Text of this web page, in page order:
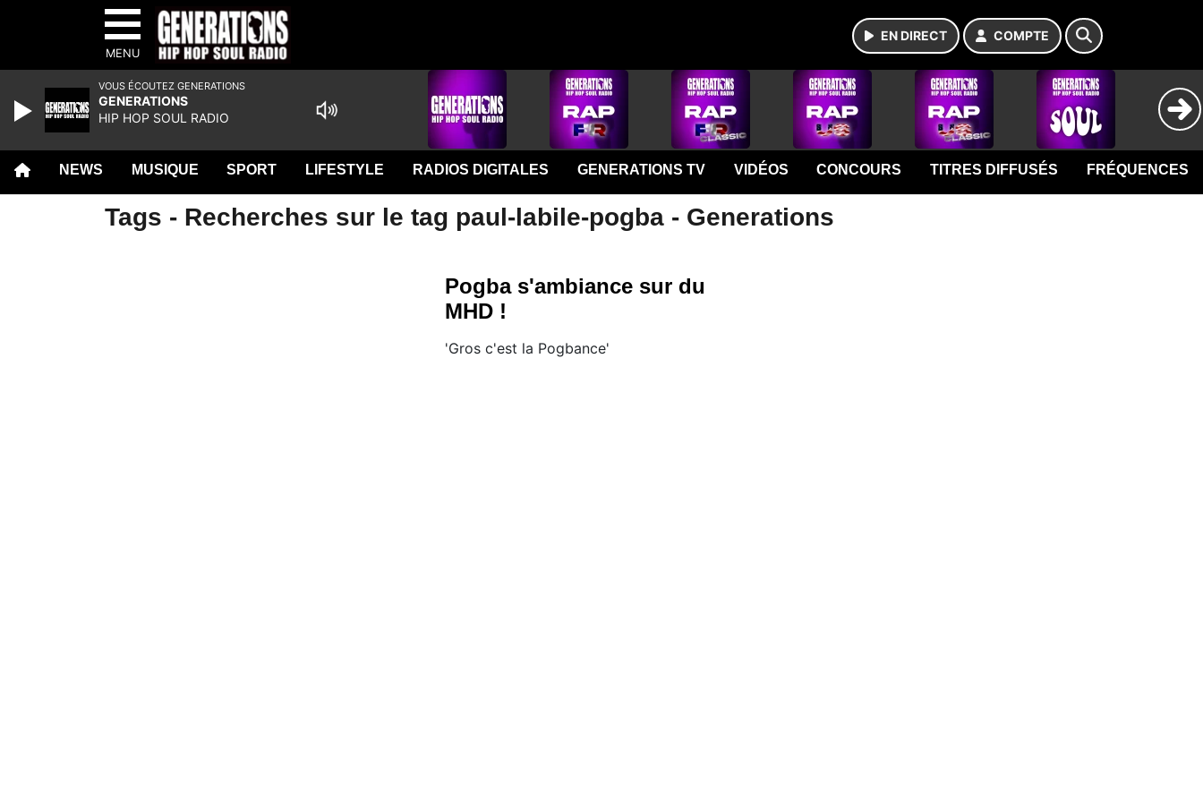
MENU
EN DIRECT COMPTE
NEWS MUSIQUE SPORT LIFESTYLE RADIOS DIGITALES GENERATIONS TV VIDÉOS CONCOURS TITRES DIFFUSÉS FRÉQUENCES
Tags - Recherches sur le tag paul-labile-pogba - Generations
Pogba s'ambiance sur du
MHD !
'Gros c'est la Pogbance'
VOUS ÉCOUTEZ GENERATIONS
GENERATIONS
HIP HOP SOUL RADIO